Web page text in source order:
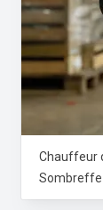
Chauffeur
Sombreffe